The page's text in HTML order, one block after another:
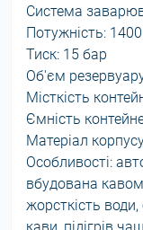
Система
Потужність:
Тиск: 15 бар
Об'єм
Місткість
Ємність
Матеріал
Особливості:
вбудована
жорсткість